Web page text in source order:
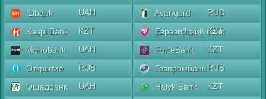
Izibank
UAH
Kaspi Bank
KZT
Monobank
UAH
Открытие
RUB
Ощадбанк
UAH
Avangard
RUB
Евразийский банк
KZT
ForteBank
KZT
Газпромбанк RUB
Halyk Bank
KZT